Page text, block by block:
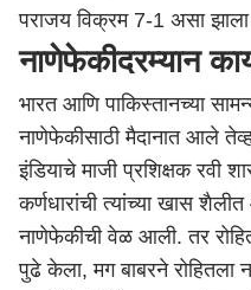
पराजय विक्रम 7-1 असा
नाणेफेकीदरम्यान
भारत आणि पाकिस्तानच्या
नाणेफेकीसाठी मैदानात आले
इंडियाचे माजी प्रशिक्षक रवी
कर्णधारांची त्यांच्या खास
नाणेफेकीची वेळ आली. तर
पुढे केला, मग बाबरने रोहितला